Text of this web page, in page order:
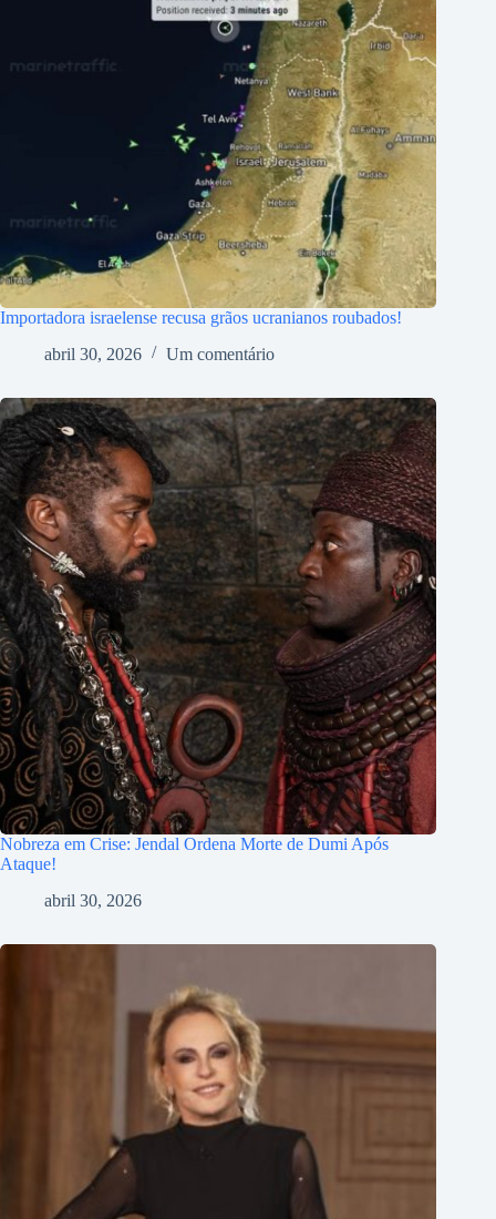
Importadora israelense recusa grãos ucranianos roubados!
abril 30, 2026
Um comentário
Nobreza em Crise: Jendal Ordena Morte de Dumi Após
Ataque!
abril 30, 2026